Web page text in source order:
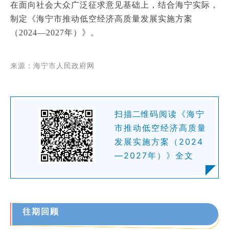
在面向社会大众广泛征求意见基础上，结合海宁实际，
制定《海宁市推动低空经济高质量发展实施方案
（2024—2027年）》。
来源：海宁市人民政府网
扫描二维码阅读 《海宁
市推动低空经济高质量
发展实施方案（2024
—2027年）》 全文
往期回顾